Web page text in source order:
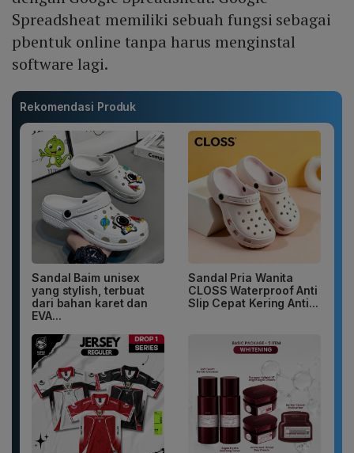
Spreadsheat memiliki sebuah fungsi sebagai
pbentuk online tanpa harus menginstal
software lagi.
Rekomendasi Produk
Sandal Baim unisex
yang stylish, terbuat
dari bahan karet dan
EVA...
Sandal Pria Wanita
CLOSS Waterproof Anti
Slip Cepat Kering Anti...